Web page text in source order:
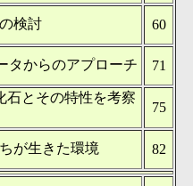
検討 60
タからのアプローチ 71
石とその特性を考察
75
が生きた環境 82